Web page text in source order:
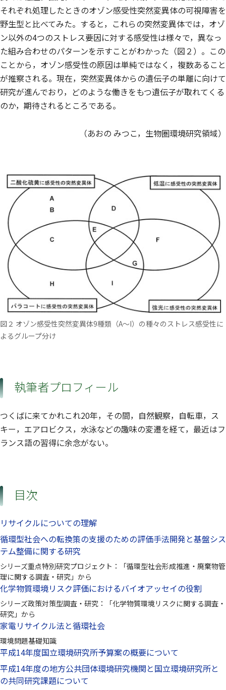
それぞれ処理したときのオゾン感受性突然変異体の可視障害を
野生型と比べてみた。すると，これらの突然変異体では，オゾ
ン以外の4つのストレス要因に対する感受性は様々で，異なっ
た組み合わせのパターンを示すことがわかった（図２）。この
ことから，オゾン感受性の原因は単純ではなく，複数あること
が推察される。現在，突然変異体からの遺伝子の単離に向けて
研究が進んでおり，どのような働きをもつ遺伝子が取れてくる
のか，期待されるところである。
（あおの みつこ，生物圏環境研究領域）
図２ オゾン感受性突然変異体9種類（A～I）の種々のストレス感受性に
よるグループ分け
執筆者プロフィール
つくばに来てかれこれ20年，その間，自然観察，自転車，ス
キー，エアロビクス，水泳などの趣味の変遷を経て，最近はフ
ランス語の習得に余念がない。
目次
リサイクルについての理解
循環型社会への転換策の支援のための評価手法開発と基盤シス
テム整備に関する研究
シリーズ重点特別研究プロジェクト：「循環型社会形成推進・廃棄物管
理に関する調査・研究」から
化学物質環境リスク評価におけるバイオアッセイの役割
シリーズ政策対策型調査・研究：「化学物質環境リスクに関する調査・
研究」から
家電リサイクル法と循環社会
環境問題基礎知識
平成14年度国立環境研究所予算案の概要について
平成14年度の地方公共団体環境研究機関と国立環境研究所と
の共同研究課題について